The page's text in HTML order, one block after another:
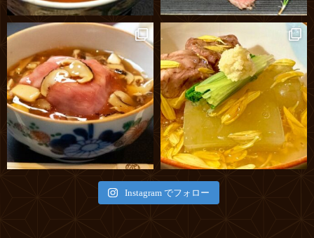
Instagram でフォロー